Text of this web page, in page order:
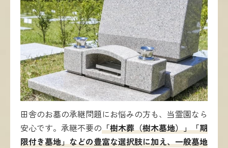
田舎のお墓の承継問題にお悩みの方も、当霊園なら
安心です。承継不要の「樹木葬（樹木墓地）」「期
限付き墓地」などの豊富な選択肢に加え、一般墓地